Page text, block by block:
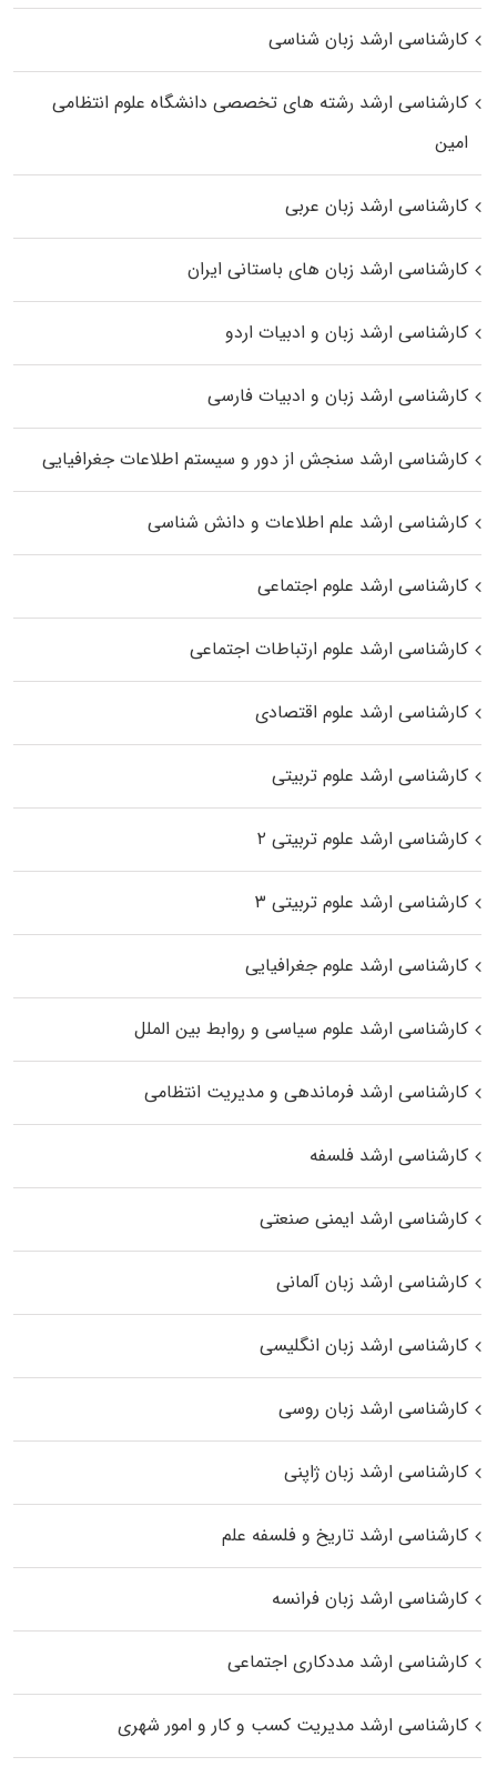
کارشناسی ارشد زبان شناسی
کارشناسی ارشد رﺷﺘﻪ ﻫﺎی تخصصی داﻧﺸﮕﺎه ﻋﻠﻮم انتظامی
اﻣﻴﻦ
کارشناسی ارشد زبان عربی
کارشناسی ارشد زبان‌ های باستانی ایران
کارشناسی ارشد زبان و ادبیات اردو
کارشناسی ارشد زبان و ادبیات فارسی
کارشناسی ارشد سنجش از دور و سیستم اطلاعات جغرافیایی
کارشناسی ارشد علم اطلاعات و دانش شناسی
کارشناسی ارشد علوم اجتماعی
کارشناسی ارشد علوم ارتباطات اجتماعی
کارشناسی ارشد علوم اقتصادی
کارشناسی ارشد علوم تربیتی
کارشناسی ارشد علوم تربیتی ۲
کارشناسی ارشد علوم تربیتی ۳
کارشناسی ارشد علوم جغرافیایی
کارشناسی ارشد علوم سیاسی و روابط بین الملل
کارشناسی ارشد فرماندهی و مدیریت انتظامی
کارشناسی ارشد فلسفه
کارشناسی ارشد ایمنی صنعتی
کارشناسی ارشد زبان آلمانی
کارشناسی ارشد زبان انگلیسی
کارشناسی ارشد زبان روسی
کارشناسی ارشد زبان ژاپنی
کارشناسی ارشد تاریخ و فلسفه علم
کارشناسی ارشد زبان فرانسه
کارشناسی ارشد مددکاری اجتماعی
کارشناسی ارشد مدیریت کسب و کار و امور شهری